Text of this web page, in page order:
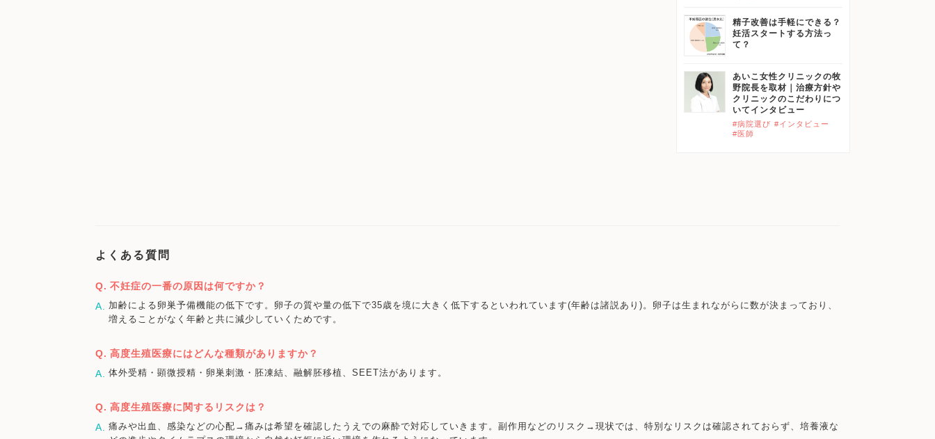
精子改善は手軽にできる？
妊活スタートする方法っ
て？
あいこ女性クリニックの牧
野院長を取材｜治療方針や
クリニックのこだわりにつ
いてインタビュー
#病院選び #インタビュー
#医師
よくある質問
不妊症の一番の原因は何ですか？
加齢による卵巣予備機能の低下です。卵子の質や量の低下で35歳を境に大きく低下するといわれています(年齢は諸説あり)。卵子は生まれながらに数が決まっており、
増えることがなく年齢と共に減少していくためです。
高度生殖医療にはどんな種類がありますか？
体外受精・顕微授精・卵巣刺激・胚凍結、融解胚移植、SEET法があります。
高度生殖医療に関するリスクは？
痛みや出血、感染などの心配→痛みは希望を確認したうえでの麻酔で対応していきます。副作用などのリスク→現状では、特別なリスクは確認されておらず、培養液な